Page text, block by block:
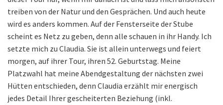
treiben von der Natur und den Gesprächen. Und auch heute
wird es anders kommen. Auf der Fensterseite der Stube
scheint es Netz zu geben, denn alle schauen in ihr Handy. Ich
setzte mich zu Claudia. Sie ist allein unterwegs und feiert
morgen, auf ihrer Tour, ihren 52. Geburtstag. Meine
Platzwahl hat meine Abendgestaltung der nächsten zwei
Hütten entschieden, denn Claudia erzählt mir energisch
jedes Detail Ihrer gescheiterten Beziehung (inkl.